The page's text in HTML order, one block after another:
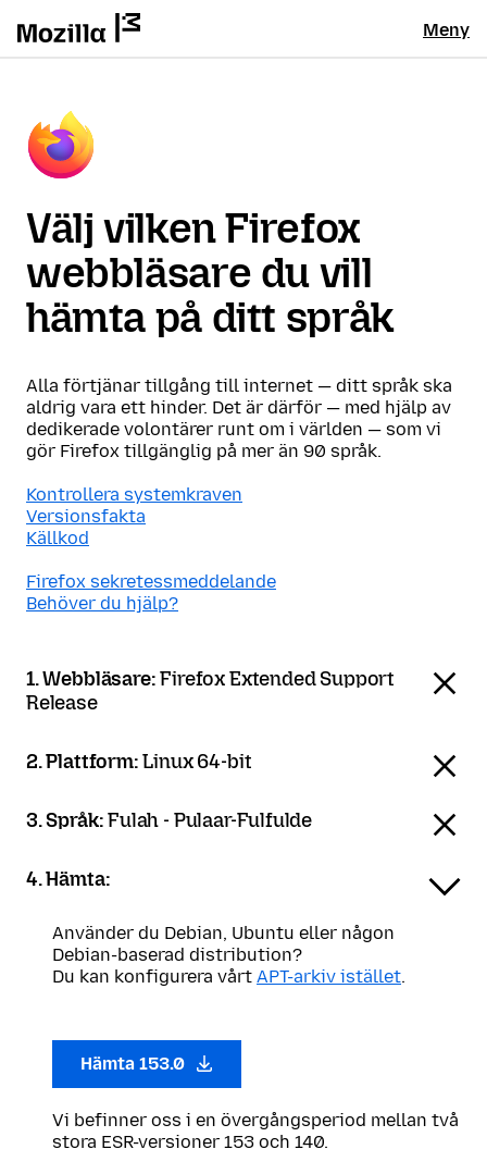
Meny
Välj vilken Firefox
webbläsare du vill
hämta på ditt språk
Alla förtjänar tillgång till internet — ditt språk ska
aldrig vara ett hinder. Det är därför — med hjälp av
dedikerade volontärer runt om i världen — som vi
gör Firefox tillgänglig på mer än 90 språk.
Kontrollera systemkraven
Versionsfakta
Källkod
Firefox sekretessmeddelande
Behöver du hjälp?
1. Webbläsare:Firefox Extended Support
Release
2. Plattform:Linux 64-bit
3. Språk:Fulah - Pulaar-Fulfulde
4. Hämta:
Använder du Debian, Ubuntu eller någon
Debian-baserad distribution?
Du kan konfigurera vårt APT-arkiv istället.
Hämta 153.0
Vi befinner oss i en övergångsperiod mellan två
stora ESR-versioner 153 och 140.